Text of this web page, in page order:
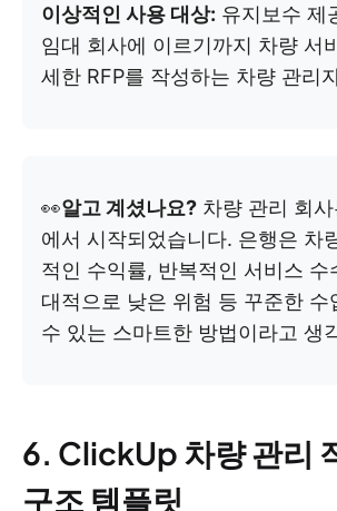
이상적인 사용 대상: 유지보수 제
임대 회사에 이르기까지 차량 서
세한 RFP를 작성하는 차량 관리
👀알고 계셨나요? 차량 관리 회
에서 시작되었습니다. 은행은 차
적인 수익률, 반복적인 서비스 수
대적으로 낮은 위험 등 꾸준한 수
수 있는 스마트한 방법이라고 생
6. ClickUp 차량 관리
구조 템플릿